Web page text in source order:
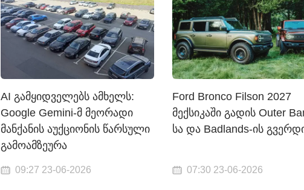
AI გამყიდველებს ამხელს:
Google Gemini-მ მეორადი
მანქანის აუქციონის წარსული
გამოამზეურა
09:27 23-06-2026
Ford Bronco Filson 2027
მექსიკაში გადის Outer
სა და Badlands-ის
07:30 23-06-2026